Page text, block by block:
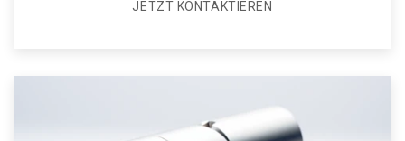
JETZT KONTAKTIEREN